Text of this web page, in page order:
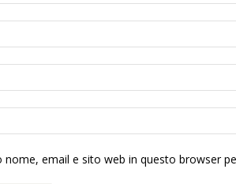
nome, email e sito web in questo browser